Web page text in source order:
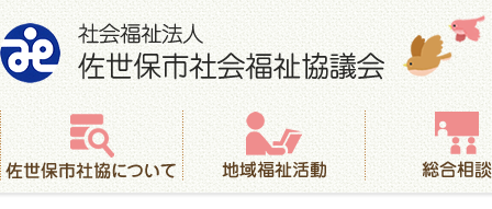
社会福祉法人 佐世保市社会福祉協議会
佐世保市社協について
地域福祉活動 総合相談